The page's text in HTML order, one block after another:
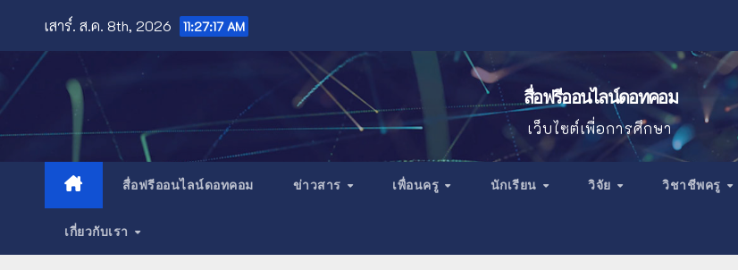
content
เสาร์. ส.ค. 8th, 2026 11:27:19 AM
สื่อฟรีออนไลน์ดอทคอม
เว็บไซต์เพื่อการศึกษา
สื่อฟรีออนไลน์ดอทคอม ข่าวสาร เพื่อนครู นักเรียน วิจัย วิชาชีพครู
เกี่ยวกับเรา